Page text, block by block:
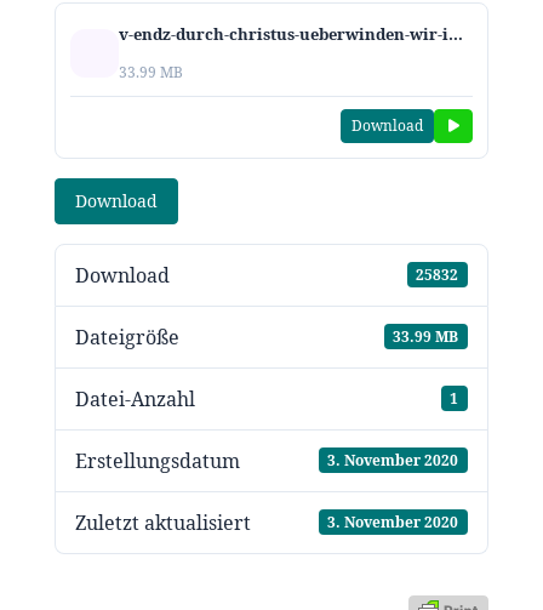
Download
Download 25832
Dateigröße 33.99 MB
Datei-Anzahl 1
Erstellungsdatum 3. November 2020
Zuletzt aktualisiert 3. November 2020
v-endz-durch-christus-ueberwinden-wir-in-der-endzeit-2020.mp3
33.99 MB
Download